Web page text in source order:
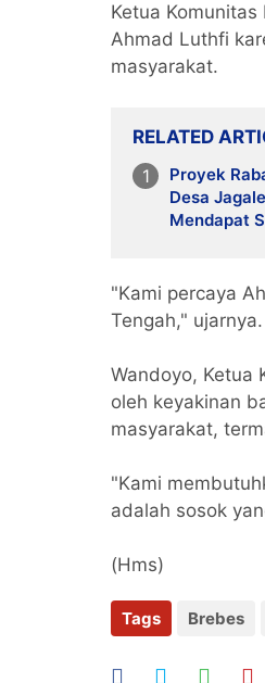
Ketua
Ahmad Luthfi
masyarakat.
RELATED
Proyek
Desa
Mendapat
Rusak
"Kami percaya
Tengah," ujarnya.
Wandoyo, Ketua
oleh keyakinan
masyarakat,
"Kami
adalah sosok
(Hms)
Tags Brebes